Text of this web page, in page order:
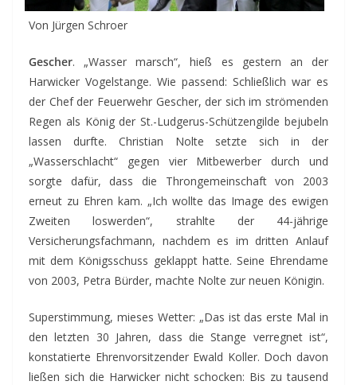
Von Jürgen Schroer
Gescher. „Wasser marsch“, hieß es gestern an der
Harwicker Vogelstange. Wie passend: Schließlich war es
der Chef der Feuerwehr Gescher, der sich im strömenden
Regen als König der St.-Ludgerus-Schützengilde bejubeln
lassen durfte. Christian Nolte setzte sich in der
„Wasserschlacht“ gegen vier Mitbewerber durch und
sorgte dafür, dass die Throngemeinschaft von 2003
erneut zu Ehren kam. „Ich wollte das Image des ewigen
Zweiten loswerden“, strahlte der 44-jährige
Versicherungsfachmann, nachdem es im dritten Anlauf
mit dem Königsschuss geklappt hatte. Seine Ehrendame
von 2003, Petra Bürder, machte Nolte zur neuen Königin.
Superstimmung, mieses Wetter: „Das ist das erste Mal in
den letzten 30 Jahren, dass die Stange verregnet ist“,
konstatierte Ehrenvorsitzender Ewald Koller. Doch davon
ließen sich die Harwicker nicht schocken: Bis zu tausend